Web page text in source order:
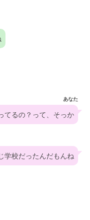
あなた
てるの？って、そっか
学校だったんだもんね